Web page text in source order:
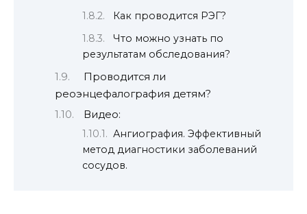
Как проводится РЭГ?
Что можно узнать по
результатам обследования?
Проводится ли
реоэнцефалография детям?
Видео:
Ангиография. Эффективный
метод диагностики заболеваний
сосудов.